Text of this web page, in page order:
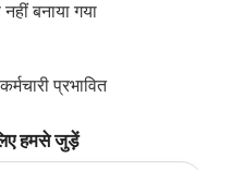
बनाया गया
प्रभावित
हमसे जुड़ें